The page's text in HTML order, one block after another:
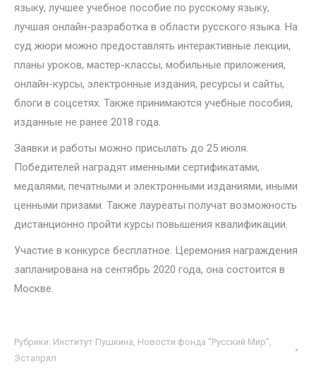
языку, лучшее учебное пособие по русскому языку,
лучшая онлайн-разработка в области русского языка. На
суд жюри можно предоставлять интерактивные лекции,
планы уроков, мастер-классы, мобильные приложения,
онлайн-курсы, электронные издания, ресурсы и сайты,
блоги в соцсетях. Также принимаются учебные пособия,
изданные не ранее 2018 года.
Заявки и работы можно присылать до 25 июля.
Победителей наградят именными сертификатами,
медалями, печатными и электронными изданиями, иными
ценными призами. Также лауреаты получат возможность
дистанционно пройти курсы повышения квалификации.
Участие в конкурсе бесплатное. Церемония награждения
запланирована на сентябрь 2020 года, она состоится в
Москве.
Рубрики: Институт Пушкина Новости фонда "Русский Мир"
Эстапрял